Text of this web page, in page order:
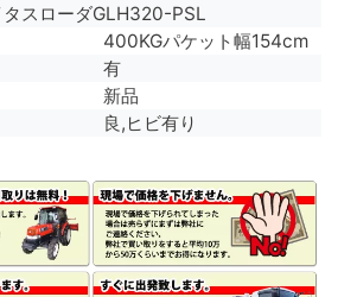
タスローダGLH320-PSL
400KGパケット幅154cm
有
新品
良,ヒビ有り